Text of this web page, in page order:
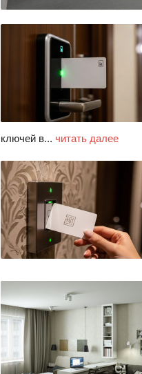
ключей в... читать далее